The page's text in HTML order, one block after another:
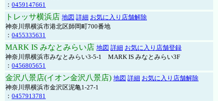
： 0459147661
トレッサ横浜店 地図 詳細 お気に入り店舗解除
神奈川県横浜市港北区師岡町700番地
： 0455335631
MARK IS みなとみらい店 地図 詳細 お気に入り店舗登録
神奈川県横浜市みなとみらい3-5-1 MARK IS みなとみらい3F
： 0456805651
金沢八景店(イオン金沢八景店) 地図 詳細 お気に入り店舗解除
神奈川県横浜市金沢区泥亀1-27-1
： 0457913781